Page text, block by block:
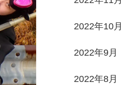
2022年10月
2022年9月
2022年8月